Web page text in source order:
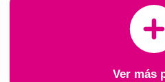
Ver más